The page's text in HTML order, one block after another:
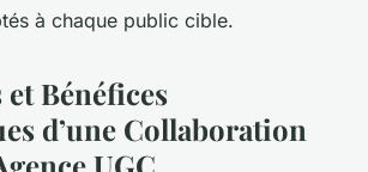
à chaque public cible.
et Bénéfices
d’une Collaboration